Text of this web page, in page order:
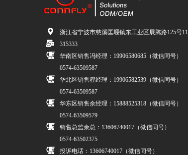
浙江省宁波市慈溪匡堰镇东工业区展腾路125号11
315333
华南区销售冯经理：19906580685（微信同号）
0574-63509587
华北区销售程经理：19906582539（微信同号）
0574-63509587
华东区销售余经理：15888525318（微信同号）
0574-63509579
销售总监余总：13606740017（微信同号）
0574-63502375
投诉电话：13606740017（微信同号）